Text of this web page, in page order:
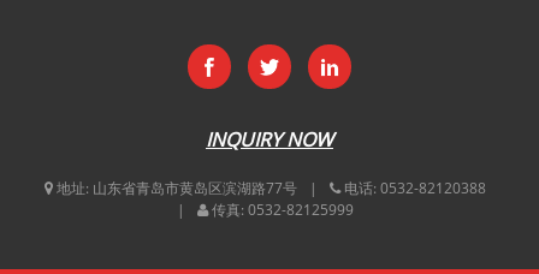
INQUIRY NOW
地址: 山东省青岛市黄岛区滨湖路77号 电话: 0532-82120388
传真: 0532-82125999